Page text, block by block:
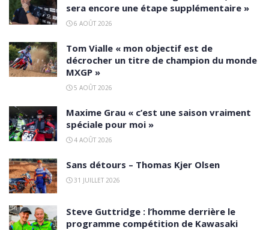
sera encore une étape supplémentaire »
6 AOÛT 2026
Tom Vialle « mon objectif est de
décrocher un titre de champion du monde
MXGP »
5 AOÛT 2026
Maxime Grau « c’est une saison vraiment
spéciale pour moi »
4 AOÛT 2026
Sans détours – Thomas Kjer Olsen
31 JUILLET 2026
Steve Guttridge : l’homme derrière le
programme compétition de Kawasaki